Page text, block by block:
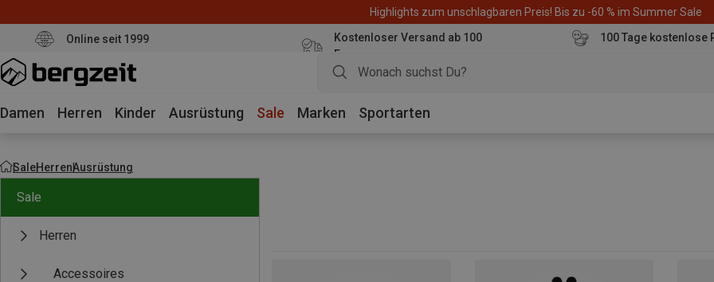
Highlights zum unschlagbaren Preis! Bis zu -60 % im Summer Sale
Online seit 1999
Kostenloser Versand ab 100
Euro
100 Tage kostenlose
Damen Herren Kinder Ausrüstung Sale Marken Sportarten
SaleHerrenAusrüstung
Sale
Herren
Accessoires